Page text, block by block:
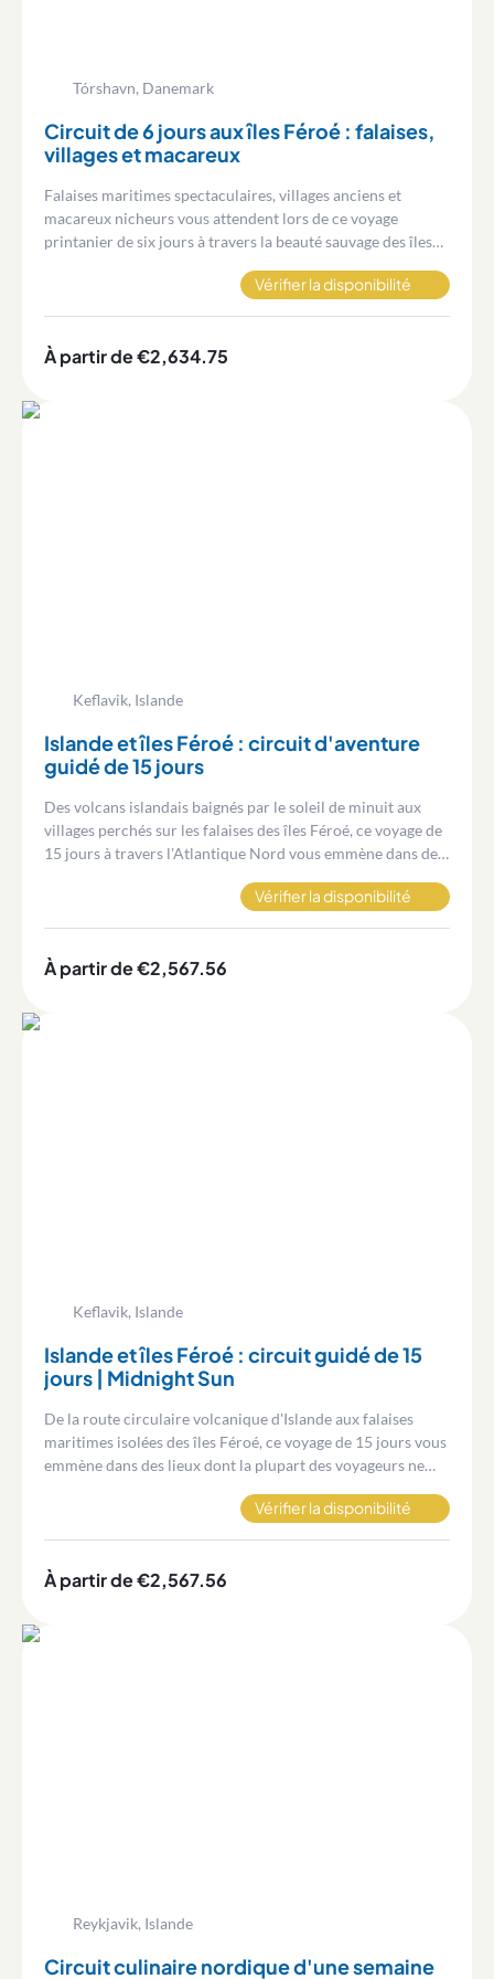
Tórshavn, Danemark
Circuit de 6 jours aux îles Féroé : falaises,
villages et macareux
Falaises maritimes spectaculaires, villages anciens et
macareux nicheurs vous attendent lors de ce voyage
printanier de six jours à travers la beauté sauvage des îles
Vérifier la disponibilité
À partir de €2,634.75
Keflavik, Islande
Islande et îles Féroé : circuit d'aventure
guidé de 15 jours
Des volcans islandais baignés par le soleil de minuit aux
villages perchés sur les falaises des îles Féroé, ce voyage de
15 jours à travers l'Atlantique Nord vous emmène dans des
Vérifier la disponibilité
À partir de €2,567.56
Keflavik, Islande
Islande et îles Féroé : circuit guidé de 15
jours | Midnight Sun
De la route circulaire volcanique d'Islande aux falaises
maritimes isolées des îles Féroé, ce voyage de 15 jours vous
emmène dans des lieux dont la plupart des voyageurs ne
Vérifier la disponibilité
À partir de €2,567.56
Reykjavik, Islande
Circuit culinaire nordique d'une semaine